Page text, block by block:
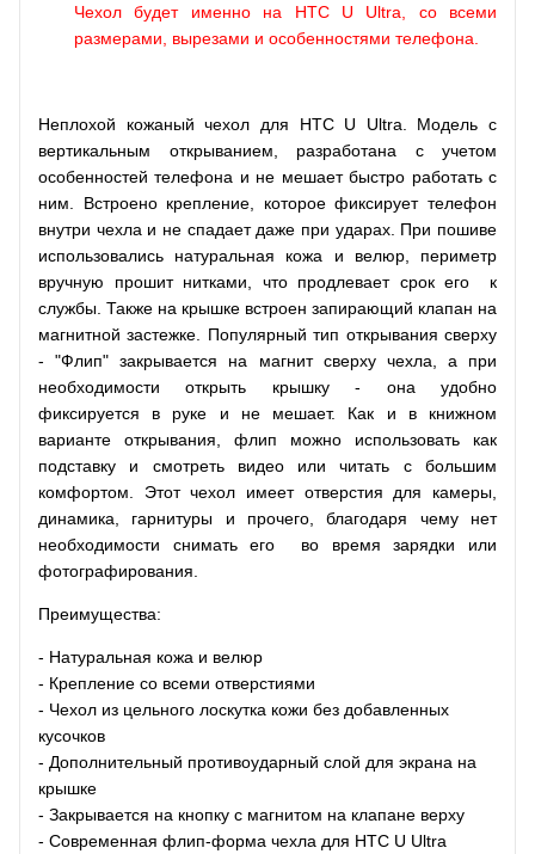
Чехол будет именно на HTC U Ultra, со всеми
размерами, вырезами и особенностями телефона.
Неплохой кожаный чехол для HTC U Ultra. Модель с
вертикальным открыванием, разработана с учетом
особенностей телефона и не мешает быстро работать с
ним. Встроено крепление, которое фиксирует телефон
внутри чехла и не спадает даже при ударах. При пошиве
использовались натуральная кожа и велюр, периметр
вручную прошит нитками, что продлевает срок его к
службы. Также на крышке встроен запирающий клапан на
магнитной застежке. Популярный тип открывания сверху
- "Флип" закрывается на магнит сверху чехла, а при
необходимости открыть крышку - она удобно
фиксируется в руке и не мешает. Как и в книжном
варианте открывания, флип можно использовать как
подставку и смотреть видео или читать с большим
комфортом. Этот чехол имеет отверстия для камеры,
динамика, гарнитуры и прочего, благодаря чему нет
необходимости снимать его во время зарядки или
фотографирования.
Преимущества:
- Натуральная кожа и велюр
- Крепление со всеми отверстиями
- Чехол из цельного лоскутка кожи без добавленных
кусочков
- Дополнительный противоударный слой для экрана на
крышке
- Закрывается на кнопку с магнитом на клапане верху
- Современная флип-форма чехла для HTC U Ultra